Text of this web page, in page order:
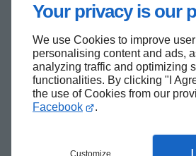
Your privacy is our
We use Cookies to improve
personalising content and ads,
analyzing traffic and optimizing
functionalities. By clicking "I
the use of Cookies from our
Facebook
.
Customize
Haut de